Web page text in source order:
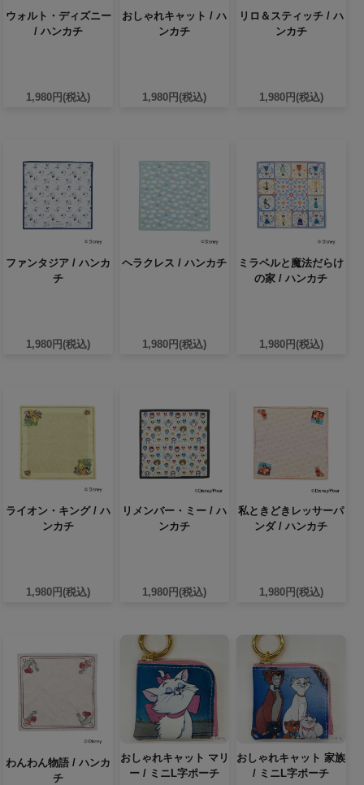
ウォルト・ディズニー
/ ハンカチ
1,980円(税込)
おしゃれキャット / ハ
ンカチ
1,980円(税込)
リロ＆スティッチ / ハ
ンカチ
1,980円(税込)
ファンタジア / ハンカ
チ
1,980円(税込)
ヘラクレス / ハンカチ
1,980円(税込)
ミラベルと魔法だらけ
の家 / ハンカチ
1,980円(税込)
ライオン・キング / ハ
ンカチ
1,980円(税込)
リメンバー・ミー / ハ
ンカチ
1,980円(税込)
私ときどきレッサーパ
ンダ / ハンカチ
1,980円(税込)
わんわん物語 / ハンカ
チ
おしゃれキャット マリ
ー / ミニL字ポーチ
おしゃれキャット 家族
/ ミニL字ポーチ